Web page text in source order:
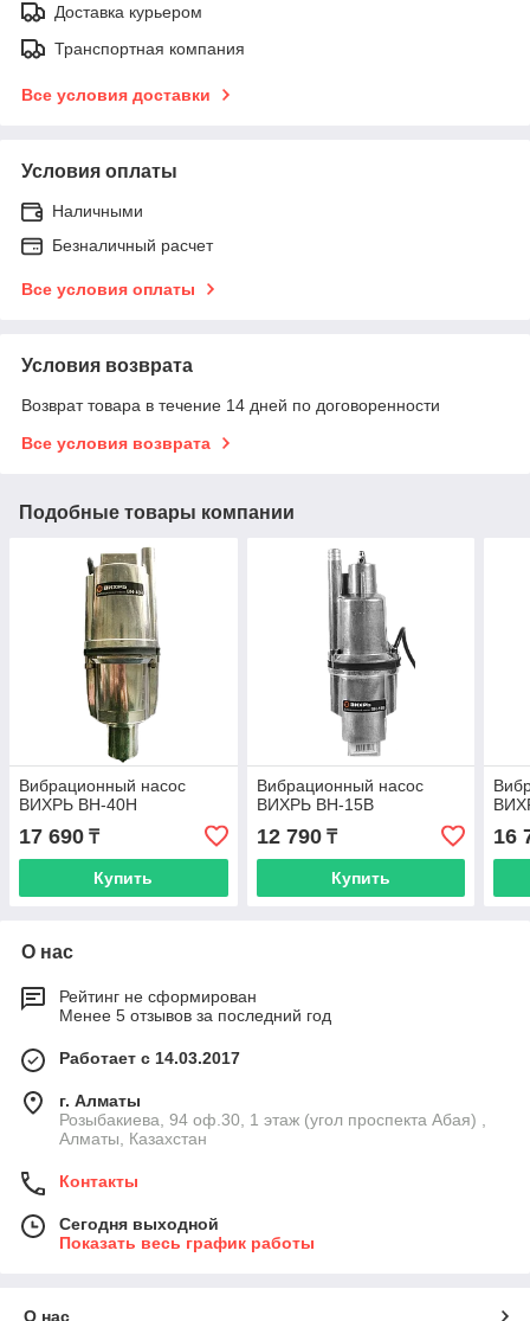
Доставка курьером
Транспортная компания
Все условия доставки
Условия оплаты
Наличными
Безналичный расчет
Все условия оплаты
Условия возврата
Возврат товара в течение 14 дней по договоренности
Все условия возврата
Подобные товары компании
Вибрационный насос
ВИХРЬ ВН-40Н
17 690 ₸
Купить
Вибрационный насос
ВИХРЬ ВН-15В
12 790₸
Купить
16
О нас
Рейтинг не сформирован
Менее 5 отзывов за последний год
Работает с 14.03.2017
г. Алматы
Розыбакиева, 94 оф.30, 1 этаж (угол проспекта Абая) ,
Алматы, Казахстан
Контакты
Сегодня выходной
Показать весь график работы
О нас